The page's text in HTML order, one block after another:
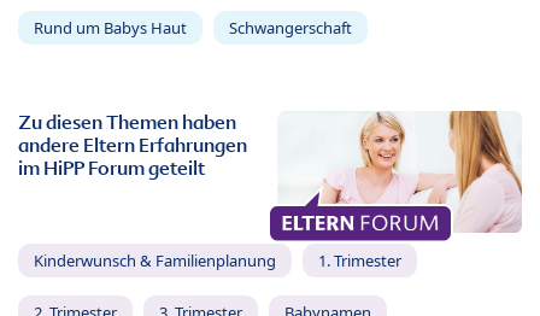
Rund um Babys Haut Schwangerschaft
Zu diesen Themen haben
andere Eltern Erfahrungen
im HiPP Forum geteilt
Kinderwunsch & Familienplanung 1. Trimester